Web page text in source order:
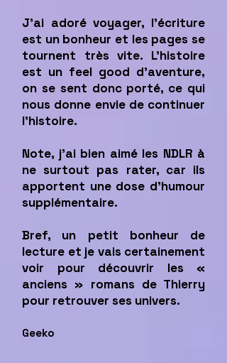
J’ai adoré voyager, l’écriture
est un bonheur et les pages se
tournent très vite. L’histoire
est un feel good d’aventure,
on se sent donc porté, ce qui
nous donne envie de continuer
l’histoire.
Note, j’ai bien aimé les NDLR à
ne surtout pas rater, car ils
apportent une dose d’humour
supplémentaire.
Bref, un petit bonheur de
lecture et je vais certainement
voir pour découvrir les «
anciens » romans de Thierry
pour retrouver ses univers.
Geeko